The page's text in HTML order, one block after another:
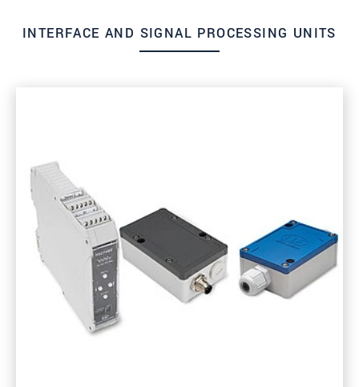
INTERFACE AND SIGNAL PROCESSING UNITS